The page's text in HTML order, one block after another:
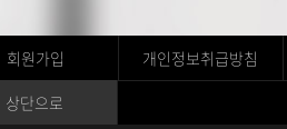
회원가입
개인정보취급방침
상단으로